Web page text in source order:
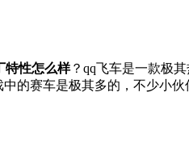
特性怎么样？qq飞车是一款极
的赛车是极其多的，不少小